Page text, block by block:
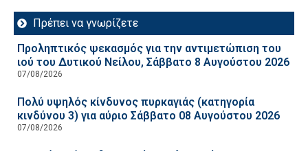
Πρέπει να γνωρίζετε
Προληπτικός ψεκασμός για την αντιμετώπιση του
ιού του Δυτικού Νείλου, Σάββατο 8 Αυγούστου 2026
07/08/2026
Πολύ υψηλός κίνδυνος πυρκαγιάς (κατηγορία
κινδύνου 3) για αύριο Σάββατο 08 Αυγούστου 2026
07/08/2026